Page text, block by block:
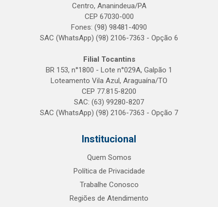
Centro, Ananindeua/PA
CEP 67030-000
Fones: (98) 98481-4090
SAC (WhatsApp) (98) 2106-7363 - Opção 6
Filial Tocantins
BR 153, n°1800 - Lote n°029A, Galpão 1
Loteamento Vila Azul, Araguaína/TO
CEP 77.815-8200
SAC: (63) 99280-8207
SAC (WhatsApp) (98) 2106-7363 - Opção 7
Institucional
Quem Somos
Política de Privacidade
Trabalhe Conosco
Regiões de Atendimento